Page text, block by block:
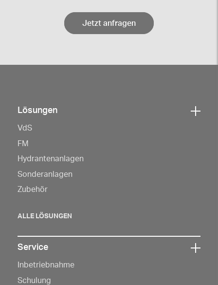
Jetzt anfragen
Klicken
Sie
hier,
um
die
Lösungen
VdS
FM
Hydrantenanlagen
Sonderanlagen
Zubehör
ALLE LÖSUNGEN
Sie
hier,
Service
Inbetriebnahme
Schulung